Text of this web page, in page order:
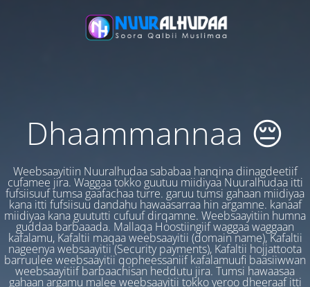
Dhaammannaa 😔
Weebsaayitiin Nuuralhudaa sababaa hanqina diinagdeetiif
cufamee jira. Waggaa tokko guutuu miidiyaa Nuuralhudaa itti
fufsiisuuf tumsa gaafachaa turre. garuu tumsi gahaan miidiyaa
kana itti fufsiisuu dandahu hawaasarraa hin argamne. kanaaf
miidiyaa kana guututti cufuuf dirqamne. Weebsaayitiin humna
guddaa barbaaada. Mallaqa Hoostiingiif waggaa waggaan
kafalamu, Kafaltii maqaa weebsaayitii (domain name), Kafaltii
nageenya websaayitii (Security payments), Kafaltii hojjattoota
barruulee weebsaayitii qopheessaniif kafalamuufi baasiiwwan
weebsaayitiif barbaachisan heddutu jira. Tumsi hawaasaa
gahaan argamu malee weebsaayitii tokko yeroo dheeraaf itti